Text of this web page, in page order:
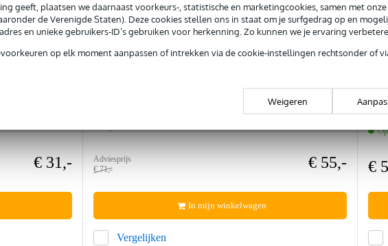
geeft, plaatsen we daarnaast voorkeurs-, statistische en marketingcookies, samen met
de Verenigde Staten). Deze cookies stellen ons in staat om je surfgedrag op en
en unieke gebruikers-ID’s gebruiken voor herkenning. Zo kunnen we je ervaring
op elk moment aanpassen of intrekken via de cookie-instellingen rechtsonder of
Weigeren
lang
€ 31,-
Adviesprijs
€ 71,-
€ 55,-
Vergelijken
In mijn winkelwagen
€